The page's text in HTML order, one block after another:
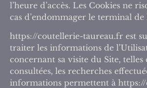
l’heure d’accès. Les Cookies ne
cas d’endommager le terminal de
https://coutellerie-taureau.fr est
traiter les informations de
concernant sa visite du Site, telles
consultées, les recherches
informations permettent à